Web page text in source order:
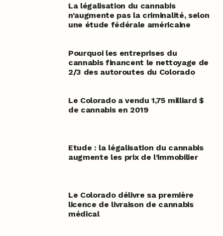
La légalisation du cannabis
n’augmente pas la criminalité, selon
une étude fédérale américaine
Pourquoi les entreprises du
cannabis financent le nettoyage de
2/3 des autoroutes du Colorado
Le Colorado a vendu 1,75 milliard $
de cannabis en 2019
Etude : la légalisation du cannabis
augmente les prix de l’immobilier
Le Colorado délivre sa première
licence de livraison de cannabis
médical